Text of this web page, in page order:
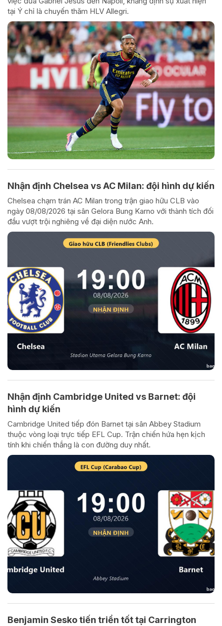
tại Ý chỉ là chuyến thăm HLV Allegri.
Nhận định Chelsea vs AC Milan: đội hình dự kiến
Chelsea chạm trán AC Milan trong trận giao hữu CLB vào
ngày 08/08/2026 tại sân Gelora Bung Karno với thành tích đối
đầu vượt trội nghiêng về đại diện nước Anh.
Nhận định Cambridge United vs Barnet: đội
hình dự kiến
Cambridge United tiếp đón Barnet tại sân Abbey Stadium
thuộc vòng loại trực tiếp EFL Cup. Trận chiến hứa hẹn kịch
tính khi chiến thắng là con đường duy nhất.
Benjamin Sesko tiến triển tốt tại Carrington